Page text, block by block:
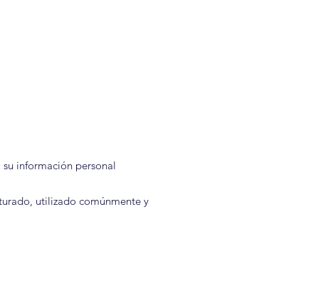
información personal
utilizado comúnmente y